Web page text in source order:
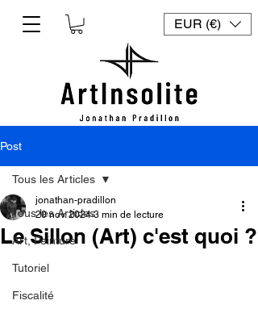
EUR (€)
Post
Tous les Articles
Art, Peinture
Tutoriel
Fiscalité
Tous les Articles
Le Sillon (Art) c'est quoi ?
jonathan-pradillon
20 nov. 2024 3 min de lecture